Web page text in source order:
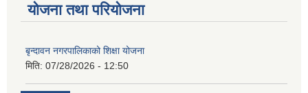
योजना तथा परियोजना
बृन्दावन नगरपालिकाको शिक्षा योजना
मिति: 07/28/2026 - 12:50